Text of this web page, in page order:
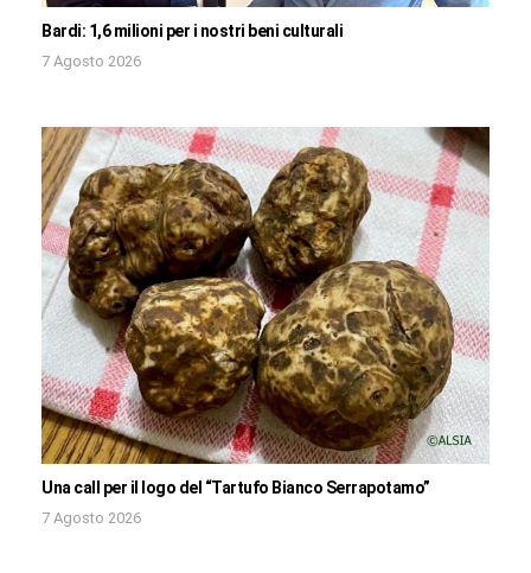
Bardi: 1,6 milioni per i nostri beni culturali
7 Agosto 2026
Una call per il logo del “Tartufo Bianco Serrapotamo”
7 Agosto 2026